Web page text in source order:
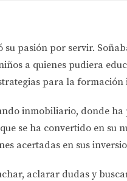
principio, se sintió
Entre ellas
pueden ayudarte a
su pasión por servir.
a quienes pudiera
para la formación
inmobiliario, donde ha
se ha convertido en su
acertadas en sus
aclarar dudas y